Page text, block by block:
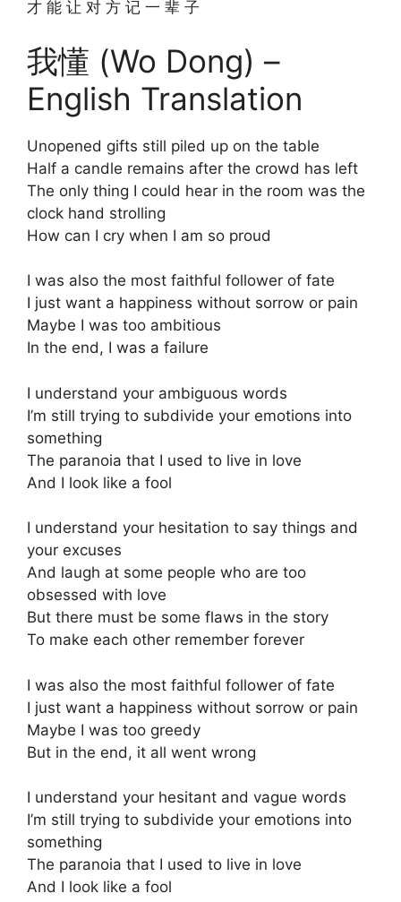
才 能 让 对 方 记 一 辈 子
我懂 (Wo Dong) –
English Translation
Unopened gifts still piled up on the table
Half a candle remains after the crowd has left
The only thing I could hear in the room was the
clock hand strolling
How can I cry when I am so proud
I was also the most faithful follower of fate
I just want a happiness without sorrow or pain
Maybe I was too ambitious
In the end, I was a failure
I understand your ambiguous words
I’m still trying to subdivide your emotions into
something
The paranoia that I used to live in love
And I look like a fool
I understand your hesitation to say things and
your excuses
And laugh at some people who are too
obsessed with love
But there must be some flaws in the story
To make each other remember forever
I was also the most faithful follower of fate
I just want a happiness without sorrow or pain
Maybe I was too greedy
But in the end, it all went wrong
I understand your hesitant and vague words
I’m still trying to subdivide your emotions into
something
The paranoia that I used to live in love
And I look like a fool